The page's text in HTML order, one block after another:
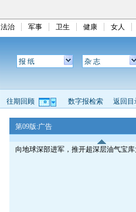
法治 军事 卫生 健康 女人
报 纸 杂 志
往期回顾 数字报检索 返回目
第09版:广告
向地球深部进军，推开超深层油气宝库